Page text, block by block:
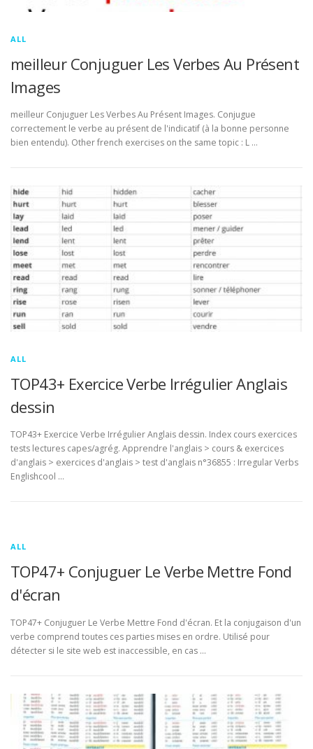
ALL
meilleur Conjuguer Les Verbes Au Présent
Images
meilleur Conjuguer Les Verbes Au Présent Images. Conjugue
correctement le verbe au présent de l'indicatif (à la bonne personne
bien entendu). Other french exercises on the same topic : L …
ALL
TOP43+ Exercice Verbe Irrégulier Anglais
dessin
TOP43+ Exercice Verbe Irrégulier Anglais dessin. Index cours exercices
tests lectures capes/agrég. Apprendre l'anglais > cours & exercices
d'anglais > exercices d'anglais > test d'anglais n°36855 : Irregular Verbs
Englishcool …
ALL
TOP47+ Conjuguer Le Verbe Mettre Fond
d'écran
TOP47+ Conjuguer Le Verbe Mettre Fond d'écran. Et la conjugaison d'un
verbe comprend toutes ces parties mises en ordre. Utilisé pour
détecter si le site web est inaccessible, en cas …